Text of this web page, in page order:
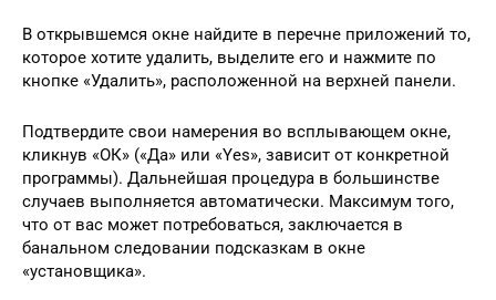
В открывшемся окне найдите в перечне приложений то,
которое хотите удалить, выделите его и нажмите по
кнопке «Удалить», расположенной на верхней панели.
Подтвердите свои намерения во всплывающем окне,
кликнув «ОК» («Да» или «Yes», зависит от конкретной
программы). Дальнейшая процедура в большинстве
случаев выполняется автоматически. Максимум того,
что от вас может потребоваться, заключается в
банальном следовании подсказкам в окне
«установщика».